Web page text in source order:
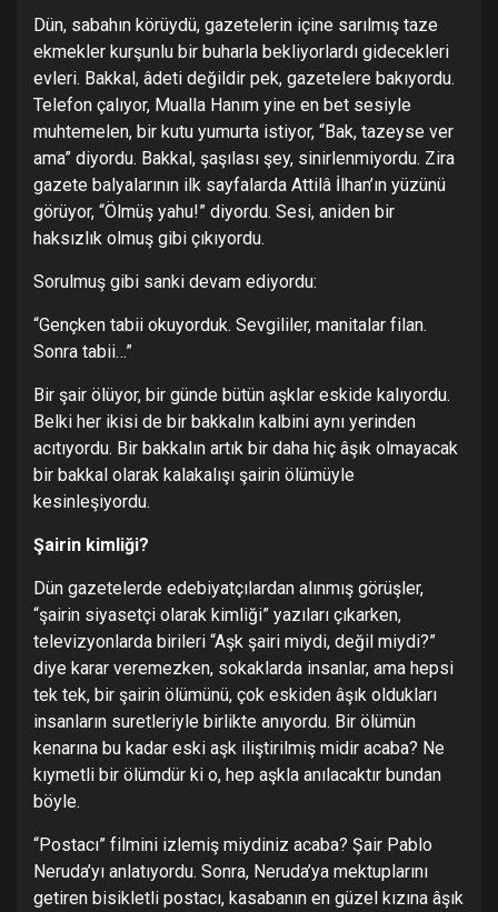
Dün, sabahın körüydü, gazetelerin içine sarılmış taze
ekmekler kurşunlu bir buharla bekliyorlardı gidecekleri
evleri. Bakkal, âdeti değildir pek, gazetelere bakıyordu.
Telefon çalıyor, Mualla Hanım yine en bet sesiyle
muhtemelen, bir kutu yumurta istiyor, “Bak, tazeyse ver
ama” diyordu. Bakkal, şaşılası şey, sinirlenmiyordu. Zira
gazete balyalarının ilk sayfalarda Attilâ İlhan’ın yüzünü
görüyor, “Ölmüş yahu!” diyordu. Sesi, aniden bir
haksızlık olmuş gibi çıkıyordu.
Sorulmuş gibi sanki devam ediyordu:
“Gençken tabii okuyorduk. Sevgililer, manitalar filan.
Sonra tabii…”
Bir şair ölüyor, bir günde bütün aşklar eskide kalıyordu.
Belki her ikisi de bir bakkalın kalbini aynı yerinden
acıtıyordu. Bir bakkalın artık bir daha hiç âşık olmayacak
bir bakkal olarak kalakalışı şairin ölümüyle
kesinleşiyordu.
Şairin kimliği?
Dün gazetelerde edebiyatçılardan alınmış görüşler,
“şairin siyasetçi olarak kimliği” yazıları çıkarken,
televizyonlarda birileri “Aşk şairi miydi, değil miydi?”
diye karar veremezken, sokaklarda insanlar, ama hepsi
tek tek, bir şairin ölümünü, çok eskiden âşık oldukları
insanların suretleriyle birlikte anıyordu. Bir ölümün
kenarına bu kadar eski aşk iliştirilmiş midir acaba? Ne
kıymetli bir ölümdür ki o, hep aşkla anılacaktır bundan
böyle.
“Postacı” filmini izlemiş miydiniz acaba? Şair Pablo
Neruda’yı anlatıyordu. Sonra, Neruda’ya mektuplarını
getiren bisikletli postacı, kasabanın en güzel kızına âşık